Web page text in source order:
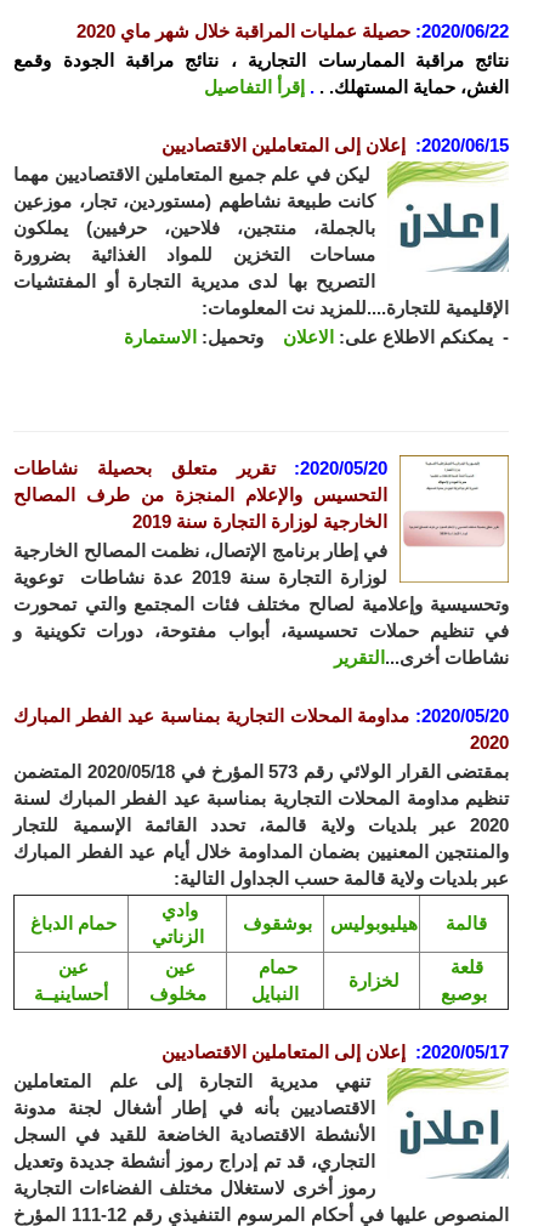
2020/
:حصيلة عمليات المراقبة خلال شهر ماي 2020
مراقبة الممارسات التجارية ، نتائج مراقبة الجودة وقمع
حماية المستهلك. ..إقرأ التفاصيل
2020/
: إعلان إلى المتعاملين الاقتصاديين
ليكن في علم جميع المتعاملين الاقتصاديين مهما
كانت طبيعة نشاطهم (مستوردين، تجار، موزعين
بالجملة، منتجين، فلاحين، حرفيين) يملكون
مساحات التخزين للمواد الغذائية بضرورة
التصريح بها لدى مديرية التجارة أو المفتشيات
للتجارة....للمزيد نت المعلومات:
الاطلاع على:الاعلان وتحميل:الاستمارة
2020/05/20
:
تقرير متعلق بحصيلة نشاطات
التحسيس والإعلام المنجزة من طرف المصالح
الخارجية لوزارة التجارة سنة 2019
في إطار برنامج الإتصال، نظمت المصالح الخارجية
لوزارة التجارة سنة 2019 عدة نشاطات توعوية
وإعلامية لصالح مختلف فئات المجتمع والتي تمحورت
تنظيم حملات تحسيسية، أبواب مفتوحة، دورات تكوينية و
أخرى... التقرير
2020/
: مداومة المحلات التجارية بمناسبة عيد الفطر المبارك
بمقتضى القرار الولائي رقم 573 المؤرخ في 2020/05/18 المتضمن
مداومة المحلات التجارية بمناسبة عيد الفطر المبارك لسنة
2020 عبر بلديات ولاية قالمة، تحدد القائمة الإسمية للتجار
المعنيين بضمان المداومة خلال أيام عيد الفطر المبارك
بلديات ولاية قالمة حسب الجداول التالية:
حمام الدباغ
الزناتي
بوشقوف هيليوبوليس
أحساينيــة
مخلوف
النبايل
لخزارة
2020/
: إعلان إلى المتعاملين الاقتصاديين
تنهي مديرية التجارة إلى علم المتعاملين
الاقتصاديين بأنه في إطار أشغال لجنة مدونة
الأنشطة الاقتصادية الخاضعة للقيد في السجل
التجاري، قد تم إدراج رموز أنشطة جديدة وتعديل
رموز أخرى لاستغلال مختلف الفضاءات التجارية
المنصوص عليها في أحكام المرسوم التنفيذي رقم 12-111 المؤرخ